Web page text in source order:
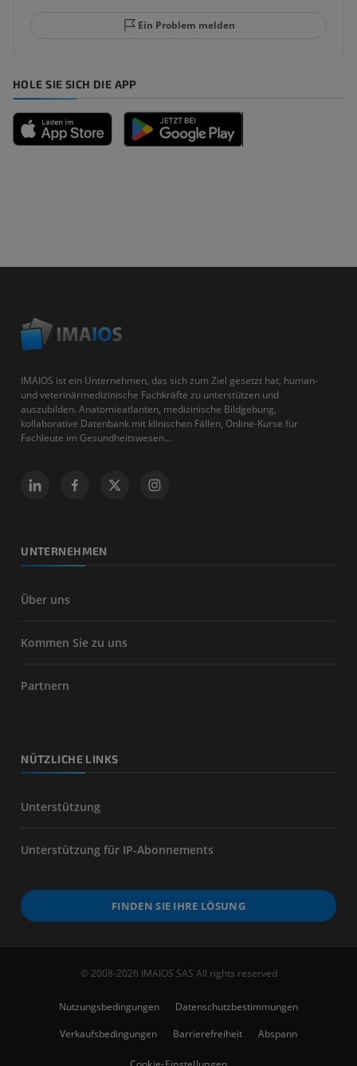
Ein Problem melden
HOLE SIE SICH DIE APP
IMAIOS ist ein Unternehmen, das sich zum Ziel gesetzt hat, human-
und veterinärmedizinische Fachkräfte zu unterstützen und
auszubilden. Anatomieatlanten, medizinische Bildgebung,
kollaborative Datenbank mit klinischen Fällen, Online-Kurse für
Fachleute im Gesundheitswesen...
UNTERNEHMEN
Über uns
Kommen Sie zu uns
Partnern
NÜTZLICHE LINKS
Unterstützung
Unterstützung für IP-Abonnements
FINDEN SIE IHRE LÖSUNG
© 2008-2026 IMAIOS SAS All rights reserved
Nutzungsbedingungen
Datenschutzbestimmungen
Verkaufsbedingungen
Barrierefreiheit Abspann